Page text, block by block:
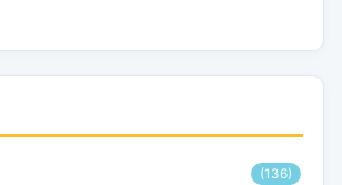
(136)